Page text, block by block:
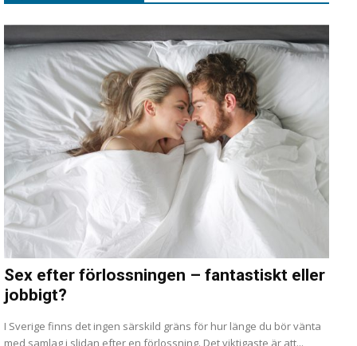
Sex efter förlossningen – fantastiskt eller
jobbigt?
I Sverige finns det ingen särskild gräns för hur länge du bör vänta
med samlag i slidan efter en förlossning. Det viktigaste är att...